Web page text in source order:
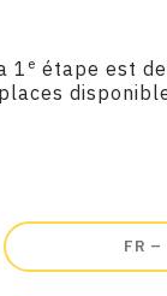
1 e étape est
places
FR –